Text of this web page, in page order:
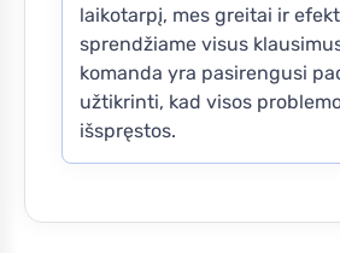
laikotarpį, mes greitai ir
sprendžiame visus
komanda yra pasirengusi
užtikrinti, kad visos
išspręstos.